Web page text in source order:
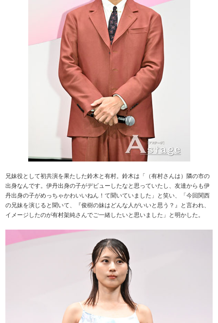
兄妹役として初共演を果たした鈴木と有村。鈴木は「（有村さんは）隣の市の
出身なんです。伊丹出身の子がデビューしたなと思っていたし、友達からも伊
丹出身の子がめっちゃかわいいねん！て聞いていました」と笑い、「今回関西
の兄妹を演じると聞いて、『俊樹の妹はどんな人がいいと思う？』と言われ、
イメージしたのが有村架純さんでご一緒したいと思いました」と明かした。